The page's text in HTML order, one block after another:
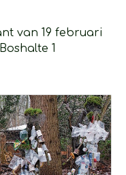
van 19 februari
1